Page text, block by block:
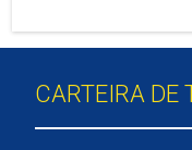
CARTEIRA DE